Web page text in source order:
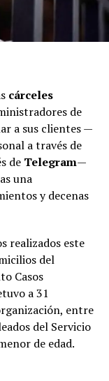
cárceles
de
a sus clientes —
a través de
de Telegram—
una
y decenas
realizados este
del
Casos
a 31
entre
del Servicio
de edad.